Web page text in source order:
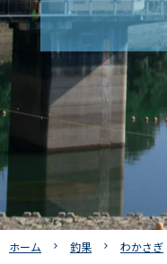
ホーム 釣果 わかさぎ